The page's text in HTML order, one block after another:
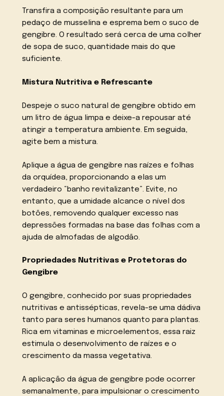
Transfira a composição resultante para um
pedaço de musselina e esprema bem o suco de
gengibre. O resultado será cerca de uma colher
de sopa de suco, quantidade mais do que
suficiente.
Mistura Nutritiva e Refrescante
Despeje o suco natural de gengibre obtido em
um litro de água limpa e deixe-a repousar até
atingir a temperatura ambiente. Em seguida,
agite bem a mistura.
Aplique a água de gengibre nas raízes e folhas
da orquídea, proporcionando a elas um
verdadeiro “banho revitalizante”. Evite, no
entanto, que a umidade alcance o nível dos
botões, removendo qualquer excesso nas
depressões formadas na base das folhas com a
ajuda de almofadas de algodão.
Propriedades Nutritivas e Protetoras do
Gengibre
O gengibre, conhecido por suas propriedades
nutritivas e antissépticas, revela-se uma dádiva
tanto para seres humanos quanto para plantas.
Rica em vitaminas e microelementos, essa raiz
estimula o desenvolvimento de raízes e o
crescimento da massa vegetativa.
A aplicação da água de gengibre pode ocorrer
semanalmente, para impulsionar o crescimento